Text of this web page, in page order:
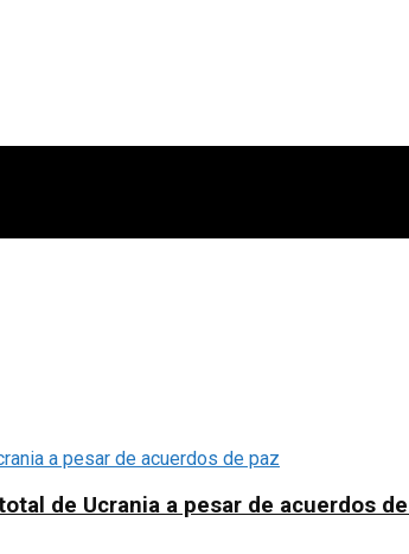
de Ucrania a pesar de acuerdos